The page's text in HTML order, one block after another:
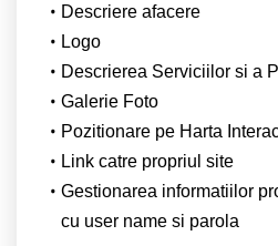
Descriere afacere
Logo
Descrierea Serviciilor si a
Galerie Foto
Pozitionare pe Harta
Link catre propriul site
Gestionarea informatiilor
cu user name si parola